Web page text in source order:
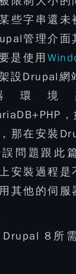
些字串還未
管理介面
是使用
設Drupal網
環境
那在安裝
問題跟此
安裝過程是
其他的伺服
Drupal 8所